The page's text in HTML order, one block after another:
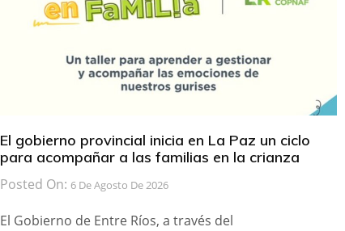
El gobierno provincial inicia en La Paz un ciclo
para acompañar a las familias en la crianza
Posted On: 6 De Agosto De 2026
El Gobierno de Entre Ríos, a través del